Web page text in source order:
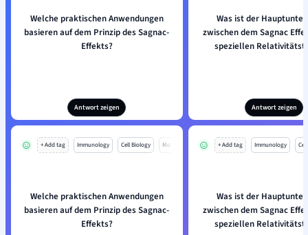
Welche praktischen Anwendungen
basieren auf dem Prinzip des Sagnac-
Effekts?
Antwort zeigen
Was ist der
zwischen dem Sagnac
speziellen
Antwort zeigen
+ Add tag Immunology Cell Biology Mo
Welche praktischen Anwendungen
basieren auf dem Prinzip des Sagnac-
Effekts?
+ Add tag Immunology
Was ist der
zwischen dem Sagnac
speziellen